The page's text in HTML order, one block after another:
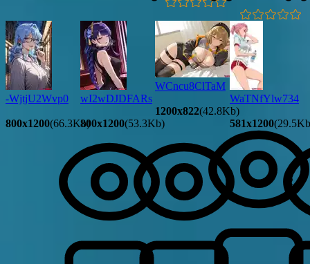
-WjtjU2Wvp0
800x1200(66.3Kb)
wI2wDJDFARs
800x1200(53.3Kb)
2
WCncu8ClTaM
1200x822(42.8Kb)
WaTNfYlw734
581x1200